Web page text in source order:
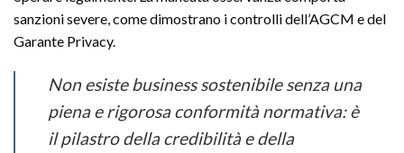
sanzioni severe, come dimostrano i controlli dell’AGCM e del
Garante Privacy.
Non esiste business sostenibile senza una
piena e rigorosa conformità normativa: è
il pilastro della credibilità e della